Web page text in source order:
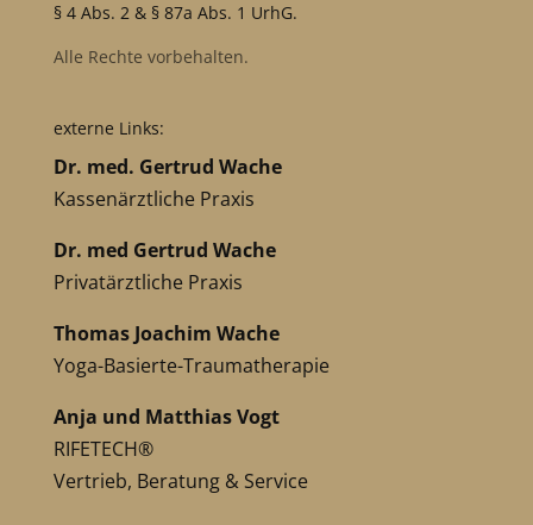
§ 4 Abs. 2 & § 87a Abs. 1 UrhG.
Alle Rechte vorbehalten.
externe Links:
Dr. med. Gertrud Wache
Kassenärztliche Praxis
Dr. med Gertrud Wache
Privatärztliche Praxis
Thomas Joachim Wache
Yoga-Basierte-Traumatherapie
Anja und Matthias Vogt
RIFETECH®
Vertrieb, Beratung & Service